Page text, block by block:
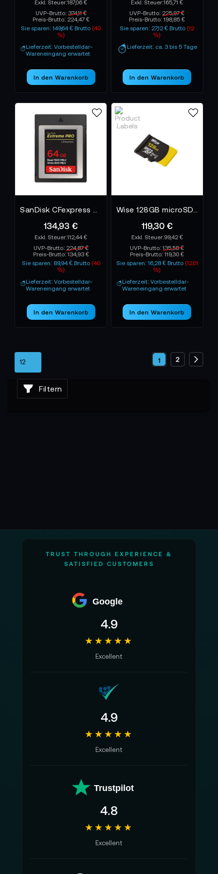
187,06 €
UVP-Brutto: 374,11 €
Preis-Brutto: 224,47 €
Sie sparen: 149,64 € Brutto(40
%)
Lieferzeit: Vorbestelldar-
Wareneingang erwartet
In den Warenkorb
165,71 €
UVP-Brutto: 225,97 €
Preis-Brutto:198,85 €
Sie sparen: 27,12 € Brutto(12
%)
Lieferzeit: ca. 3 bis 5 Tage
In den Warenkorb
134,93 €
112,44 €
UVP-Brutto: 224,87 €
Preis-Brutto: 134,93 €
Sie sparen: 89,94 € Brutto (40
%)
Lieferzeit: Vorbestelldar-
Wareneingang erwartet
In den Warenkorb
119,30 €
99,42 €
UVP-Brutto:135,58 €
Preis-Brutto:119,30 €
Sie sparen: 16,28 € Brutto (12.01
%)
Lieferzeit: Vorbestelldar-
Wareneingang erwartet
In den Warenkorb
Seite
Sie
1 Seite
2
Filtern
TRUST THROUGH EXPERIENCE &
SATISFIED CUSTOMERS
Google
4.9
★★★★★
Excellent
4.9
★★★★★
Excellent
Trustpilot
4.8
★★★★★
Excellent